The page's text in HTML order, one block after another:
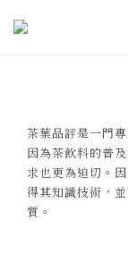
茶葉品評是一門
因為茶飲料的普
求也更為迫切。
得其知識技術，
質。